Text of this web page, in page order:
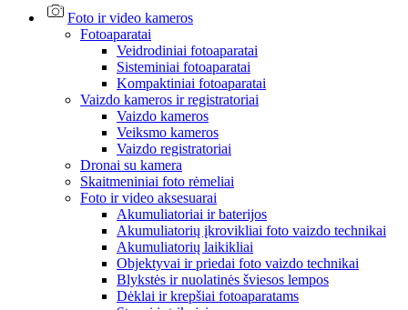
Foto ir video kameros
Fotoaparatai
Veidrodiniai fotoaparatai
Sisteminiai fotoaparatai
Kompaktiniai fotoaparatai
Vaizdo kameros ir registratoriai
Vaizdo kameros
Veiksmo kameros
Vaizdo registratoriai
Dronai su kamera
Skaitmeniniai foto rėmeliai
Foto ir video aksesuarai
Akumuliatoriai ir baterijos
Akumuliatorių įkrovikliai foto vaizdo technikai
Akumuliatorių laikikliai
Objektyvai ir priedai foto vaizdo technikai
Blykstės ir nuolatinės šviesos lempos
Dėklai ir krepšiai fotoaparatams